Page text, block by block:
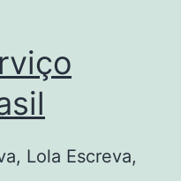
Lola Escreva,